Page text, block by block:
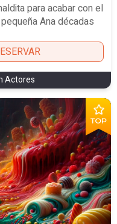
para acabar con el
Ana décadas
Actores
TOP